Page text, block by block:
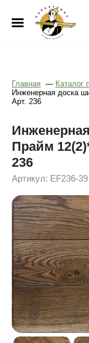
Главная — Каталог
Инженерная доска
Арт. 236
Прайм
236
Артикул: EF236-39